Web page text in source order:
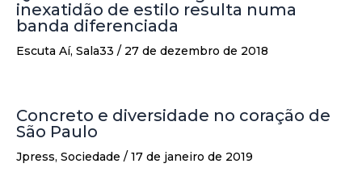
inexatidão de estilo resulta numa
banda diferenciada
Escuta Aí, Sala33 / 27 de dezembro de 2018
Concreto e diversidade no coração de
São Paulo
Jpress, Sociedade / 17 de janeiro de 2019